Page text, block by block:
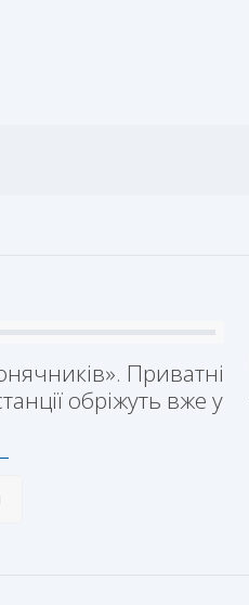
Приватні
обріжуть вже у